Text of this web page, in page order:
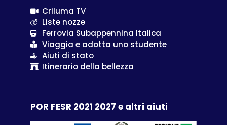
Criluma TV
Liste nozze
Ferrovia Subappennina Italica
Viaggia e adotta uno studente
Aiuti di stato
Itinerario della bellezza
POR FESR 2021 2027 e altri aiuti